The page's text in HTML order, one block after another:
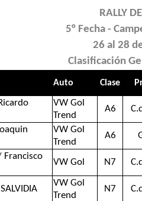
RALLY
5° Fecha -
26 al 28
Clasificación
Auto Clase
VW Gol
Trend
A6
VW Gol
Trend
A6
Francisco
VW Gol N7
VW Gol
Trend
N7